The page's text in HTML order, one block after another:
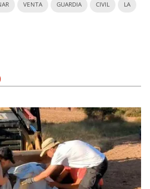
VENTA GUARDIA CIVIL LA